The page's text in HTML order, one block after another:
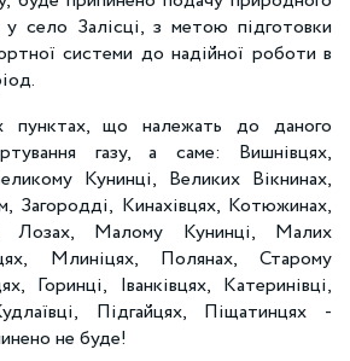
у село Залісці, з метою підготовки
системи до надійної роботи в
пунктах, що належать до даного
газу, а саме: Вишнівцях,
Кунинці, Великих Вікнинах,
Загородді, Кинахівцях, Котюжинах,
Лозах, Малому Кунинці, Малих
Млиніцях, Полянах, Старому
Горинці, Іванківцях, Катеринівці,
Підгайцях, Піщатинцях -
не буде!